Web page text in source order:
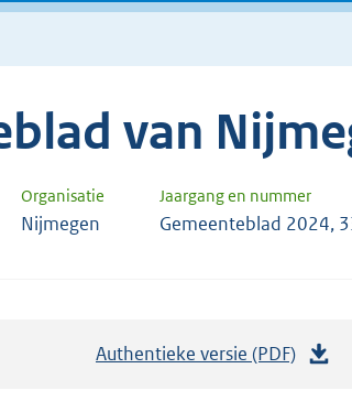
van
Organisatie Jaargang en nummer
Nijmegen Gemeenteblad 2024,
Authentieke versie (PDF)